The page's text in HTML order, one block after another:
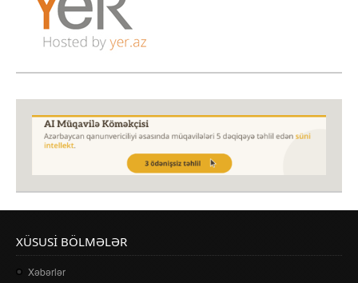
XÜSUSI BÖLMƏLƏR
Xəbərlər